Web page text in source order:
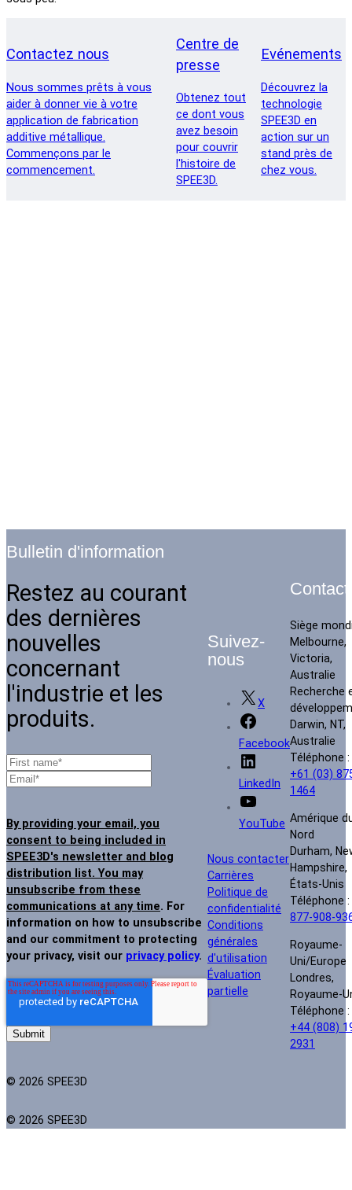
Contactez nous
Nous sommes prêts à vous
aider à donner vie à votre
application de fabrication
additive métallique.
Commençons par le
commencement.
Centre de
presse
Obtenez tout
ce dont vous
avez besoin
pour couvrir
l'histoire de
SPEE3D.
Evénements
Découvrez la
technologie
SPEE3D en
action sur un
stand près de
chez vous.
Bulletin d'information
Restez au courant
des dernières
nouvelles
concernant
l'industrie et les
produits.
By providing your email, you
consent to being included in
SPEE3D's newsletter and blog
distribution list. You may
unsubscribe from these
communications at any time. For
information on how to unsubscribe
and our commitment to protecting
your privacy, visit our privacy policy.
© 2026 SPEE3D
Suivez-
nous
X
Facebook
LinkedIn
YouTube
Nous contacter
Carrières
Politique de
confidentialité
Conditions
générales
d'utilisation
Évaluation
partielle
Siège
Melbourne,
Victoria,
Australie
Recherche
Darwin, NT,
Australie
Téléphone :
+61 (03)
1464
Amérique
Nord
Durham,
Hampshire,
États-Unis
Téléphone :
877-908-
Royaume-
Uni/Europe
Londres,
Royaume-
Téléphone :
+44 (808)
2931
© 2026 SPEE3D